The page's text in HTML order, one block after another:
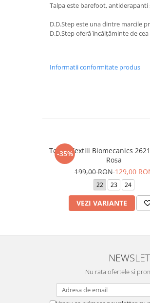
Talpa este barefoot,
D.D.Step este una dintre marcile
D.D.Step oferă încălțăminte de
Informatii conformitate produs
-35%
Tenisi Textili Biomecanics
Rosa
199,00 RON129,00
22 23 24
VEZI VARIANTE
Nu rata ofertele si